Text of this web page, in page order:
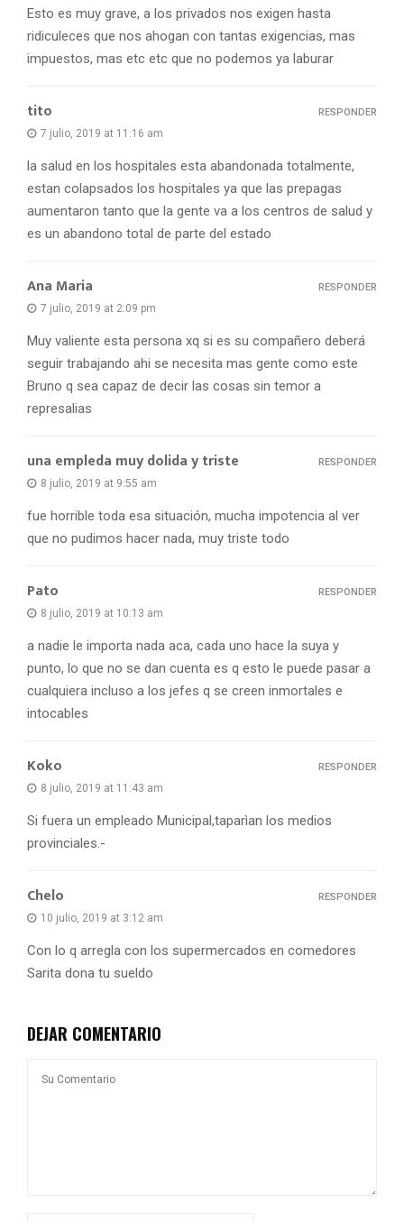
Esto es muy grave, a los privados nos exigen hasta
ridiculeces que nos ahogan con tantas exigencias, mas
impuestos, mas etc etc que no podemos ya laburar
tito
7 julio, 2019 at 11:16 am
la salud en los hospitales esta abandonada totalmente,
estan colapsados los hospitales ya que las prepagas
aumentaron tanto que la gente va a los centros de salud y
es un abandono total de parte del estado
RESPONDER
Ana Maria
7 julio, 2019 at 2:09 pm
Muy valiente esta persona xq si es su compañero deberá
seguir trabajando ahi se necesita mas gente como este
Bruno q sea capaz de decir las cosas sin temor a
represalias
RESPONDER
una empleda muy dolida y triste
8 julio, 2019 at 9:55 am
fue horrible toda esa situación, mucha impotencia al ver
que no pudimos hacer nada, muy triste todo
RESPONDER
Pato
8 julio, 2019 at 10:13 am
a nadie le importa nada aca, cada uno hace la suya y
punto, lo que no se dan cuenta es q esto le puede pasar a
cualquiera incluso a los jefes q se creen inmortales e
intocables
RESPONDER
Koko
8 julio, 2019 at 11:43 am
Si fuera un empleado Municipal,taparìan los medios
provinciales.-
RESPONDER
Chelo
10 julio, 2019 at 3:12 am
Con lo q arregla con los supermercados en comedores
Sarita dona tu sueldo
RESPONDER
DEJAR COMENTARIO